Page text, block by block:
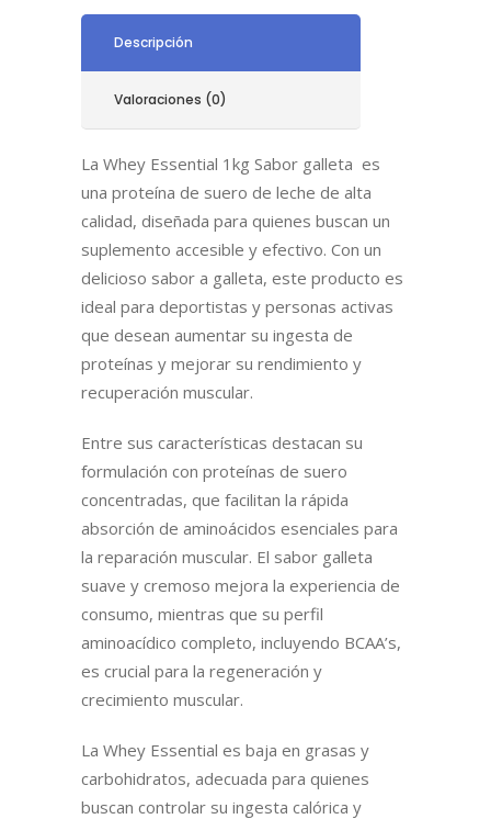
Descripción
Valoraciones (0)
La Whey Essential 1kg Sabor galleta es
una proteína de suero de leche de alta
calidad, diseñada para quienes buscan un
suplemento accesible y efectivo. Con un
delicioso sabor a galleta, este producto es
ideal para deportistas y personas activas
que desean aumentar su ingesta de
proteínas y mejorar su rendimiento y
recuperación muscular.
Entre sus características destacan su
formulación con proteínas de suero
concentradas, que facilitan la rápida
absorción de aminoácidos esenciales para
la reparación muscular. El sabor galleta
suave y cremoso mejora la experiencia de
consumo, mientras que su perfil
aminoacídico completo, incluyendo BCAA’s,
es crucial para la regeneración y
crecimiento muscular.
La Whey Essential es baja en grasas y
carbohidratos, adecuada para quienes
buscan controlar su ingesta calórica y